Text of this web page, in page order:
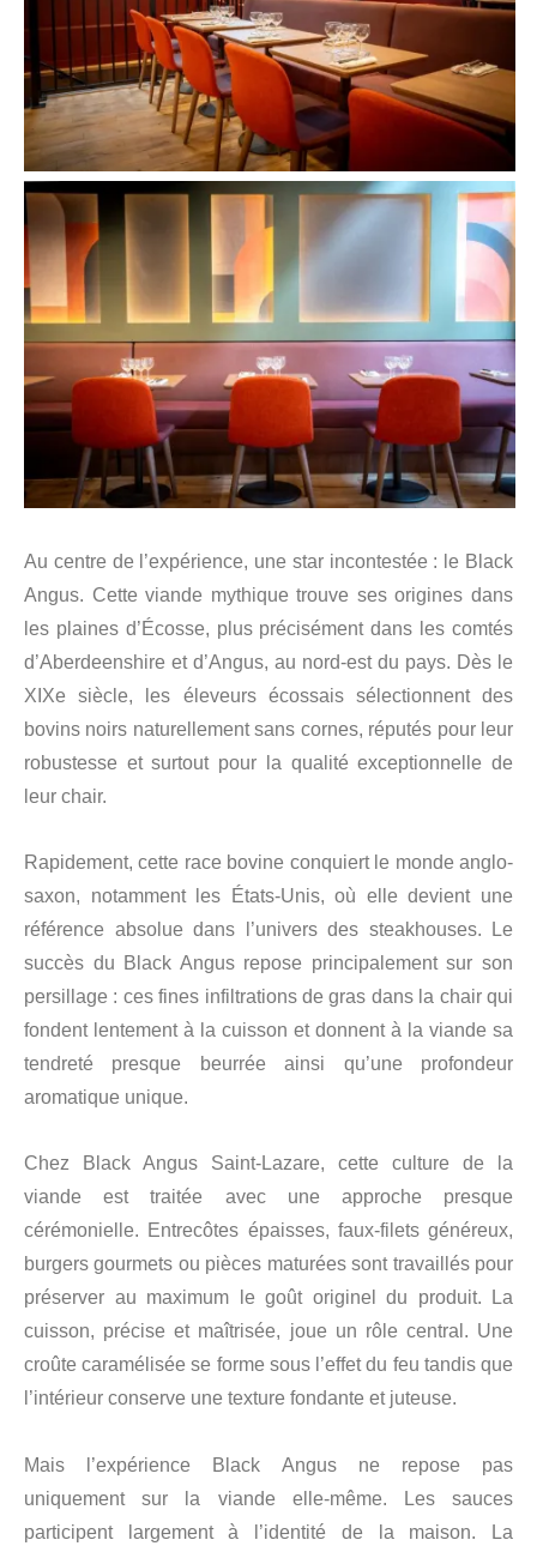
Au centre de l’expérience, une star incontestée : le Black
Angus. Cette viande mythique trouve ses origines dans
les plaines d’Écosse, plus précisément dans les comtés
d’Aberdeenshire et d’Angus, au nord-est du pays. Dès le
XIXe siècle, les éleveurs écossais sélectionnent des
bovins noirs naturellement sans cornes, réputés pour leur
robustesse et surtout pour la qualité exceptionnelle de
leur chair.
Rapidement, cette race bovine conquiert le monde anglo-
saxon, notamment les États-Unis, où elle devient une
référence absolue dans l’univers des steakhouses. Le
succès du Black Angus repose principalement sur son
persillage : ces fines infiltrations de gras dans la chair qui
fondent lentement à la cuisson et donnent à la viande sa
tendreté presque beurrée ainsi qu’une profondeur
aromatique unique.
Chez Black Angus Saint-Lazare, cette culture de la
viande est traitée avec une approche presque
cérémonielle. Entrecôtes épaisses, faux-filets généreux,
burgers gourmets ou pièces maturées sont travaillés pour
préserver au maximum le goût originel du produit. La
cuisson, précise et maîtrisée, joue un rôle central. Une
croûte caramélisée se forme sous l’effet du feu tandis que
l’intérieur conserve une texture fondante et juteuse.
Mais l’expérience Black Angus ne repose pas
uniquement sur la viande elle-même. Les sauces
participent largement à l’identité de la maison. La